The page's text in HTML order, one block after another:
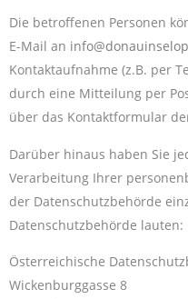
Die betroffenen Personen
E-Mail an
Kontaktaufnahme (z.B. per
durch eine Mitteilung per
über das Kontaktformular
Darüber hinaus haben Sie
Verarbeitung Ihrer
der Datenschutzbehörde
Datenschutzbehörde lauten:
Österreichische
Wickenburggasse 8